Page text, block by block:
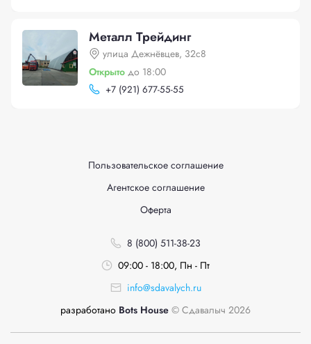
Металл Трейдинг
улица Дежнёвцев, 32с8
Открыто до 18:00
+7 (921) 677-55-55
Пользовательское соглашение
Агентское соглашение
Оферта
8 (800) 511-38-23
09:00 - 18:00, Пн - Пт
info@sdavalych.ru
разработано Bots House © Сдавалыч 2026